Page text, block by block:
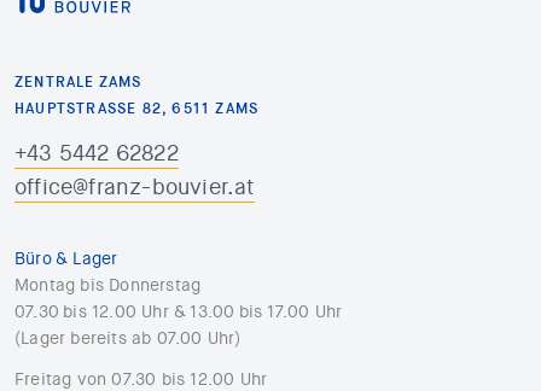
ZENTRALE ZAMS
HAUPTSTRASSE 82, 6511 ZAMS
+43 5442 62822
office@franz-bouvier.at
Büro & Lager
Montag bis Donnerstag
07.30 bis 12.00 Uhr & 13.00 bis 17.00 Uhr
(Lager bereits ab 07.00 Uhr)
Freitag von 07.30 bis 12.00 Uhr